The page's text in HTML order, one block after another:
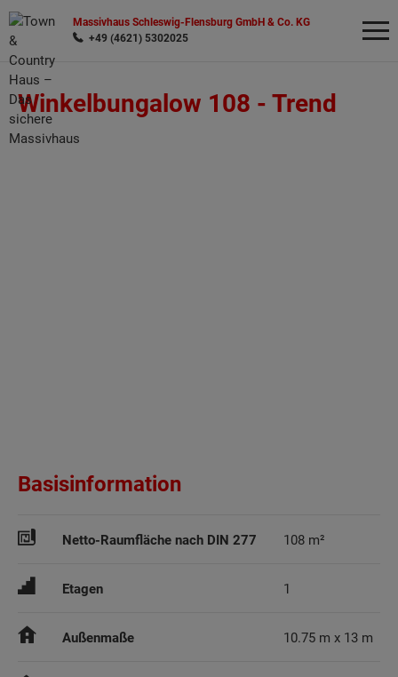
Massivhaus Schleswig-Flensburg GmbH & Co. KG
+49 (4621) 5302025
Winkelbungalow 108 - Trend
Basisinformation
Netto-Raumfläche nach DIN 277 108 m²
Etagen 1
Außenmaße 10.75 m x 13 m
Wonach möchten Sie suchen?